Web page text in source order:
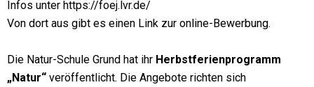
Infos unter https://foej.lvr.de/
Von dort aus gibt es einen Link zur online-Bewerbung.
Die Natur-Schule Grund hat ihr Herbstferienprogramm
„Natur“ veröffentlicht. Die Angebote richten sich